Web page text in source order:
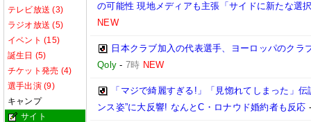
テレビ放送 (3)
ラジオ放送 (5)
イベント (15)
誕生日 (5)
チケット発売 (4)
選手出演 (9)
キャンプ
サイト
の可能性 現地メディアも主張「サイドに新たな選
NEW
日本クラブ加入の代表選手、ヨーロッパのク
Qoly - 7時 NEW
「マジで綺麗すぎる!」「見惚れてしまった」
ンス姿”に大反響! なんとC・ロナウド婚約者も反応